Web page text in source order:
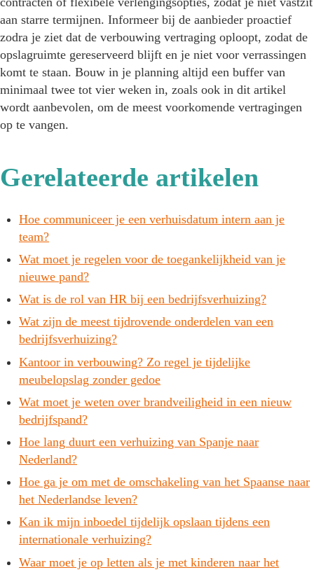
aan starre termijnen. Informeer bij de aanbieder proactief
zodra je ziet dat de verbouwing vertraging oploopt, zodat de
opslagruimte gereserveerd blijft en je niet voor verrassingen
komt te staan. Bouw in je planning altijd een buffer van
minimaal twee tot vier weken in, zoals ook in dit artikel
wordt aanbevolen, om de meest voorkomende vertragingen
op te vangen.
Gerelateerde artikelen
Hoe communiceer je een verhuisdatum intern aan je
team?
Wat moet je regelen voor de toegankelijkheid van je
nieuwe pand?
Wat is de rol van HR bij een bedrijfsverhuizing?
Wat zijn de meest tijdrovende onderdelen van een
bedrijfsverhuizing?
Kantoor in verbouwing? Zo regel je tijdelijke
meubelopslag zonder gedoe
Wat moet je weten over brandveiligheid in een nieuw
bedrijfspand?
Hoe lang duurt een verhuizing van Spanje naar
Nederland?
Hoe ga je om met de omschakeling van het Spaanse naar
het Nederlandse leven?
Kan ik mijn inboedel tijdelijk opslaan tijdens een
internationale verhuizing?
Waar moet je op letten als je met kinderen naar het